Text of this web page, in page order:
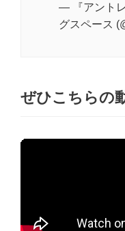
— 『アント
グスペース
ぜひこちらの